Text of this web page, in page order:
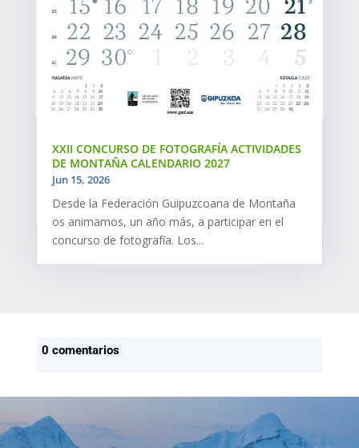
XXII CONCURSO DE FOTOGRAFÍA ACTIVIDADES
DE MONTAÑA CALENDARIO 2027
Jun 15, 2026
Desde la Federación Guipuzcoana de Montaña
os animamos, un año más, a participar en el
concurso de fotografía. Los...
0 comentarios